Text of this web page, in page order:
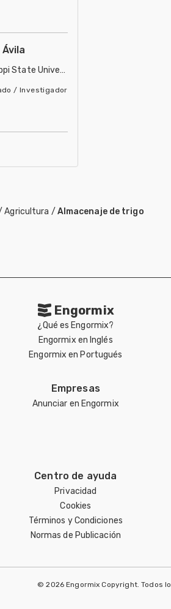
América
State University
/ Investigador
América
Agricultura / Almacenaje de trigo
Engormix
¿Qué es Engormix?
Engormix en Inglés
Engormix en Portugués
Empresas
Anunciar en Engormix
Centro de ayuda
Privacidad
Cookies
Términos y Condiciones
Normas de Publicación
© 2026 Engormix Copyright. Todos